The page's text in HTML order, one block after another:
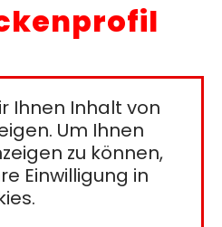
Ihnen Inhalt von
Um Ihnen
zu können,
Einwilligung in